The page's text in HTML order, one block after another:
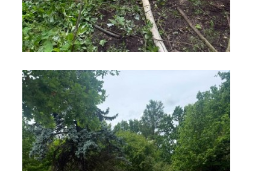
Sbor dobrovolných hasičů Koterov
Koterovská náves 15
326 00 Plzeň